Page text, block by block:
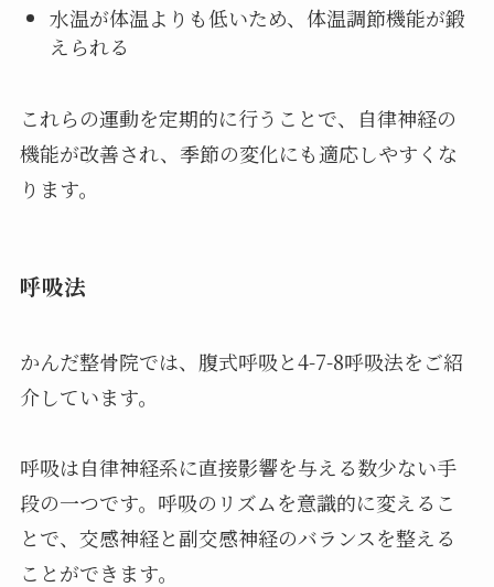
水温が体温よりも低いため、体温調節機能が鍛
えられる
これらの運動を定期的に行うことで、自律神経の
機能が改善され、季節の変化にも適応しやすくな
ります。
呼吸法
かんだ整骨院では、腹式呼吸と4-7-8呼吸法をご紹
介しています。
呼吸は自律神経系に直接影響を与える数少ない手
段の一つです。呼吸のリズムを意識的に変えるこ
とで、交感神経と副交感神経のバランスを整える
ことができます。